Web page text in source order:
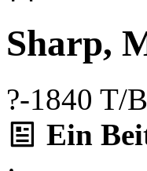
Sharp,
?-1840 T/
Ein